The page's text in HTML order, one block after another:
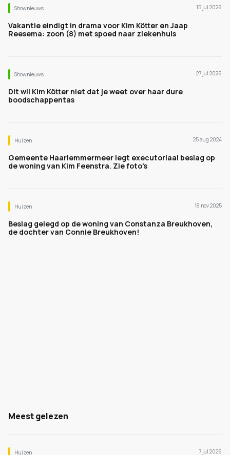
Shownieuws 15 jul 2026
Vakantie eindigt in drama voor Kim Kötter en Jaap
Reesema: zoon (8) met spoed naar ziekenhuis
Shownieuws 27 jul 2026
Dit wil Kim Kötter niet dat je weet over haar dure
boodschappentas
Huizen 25 aug 2024
Gemeente Haarlemmermeer legt executoriaal beslag op
de woning van Kim Feenstra. Zie foto's
Huizen 18 nov 2025
Beslag gelegd op de woning van Constanza Breukhoven,
de dochter van Connie Breukhoven!
Meest gelezen
Huizen 7 jul 2026